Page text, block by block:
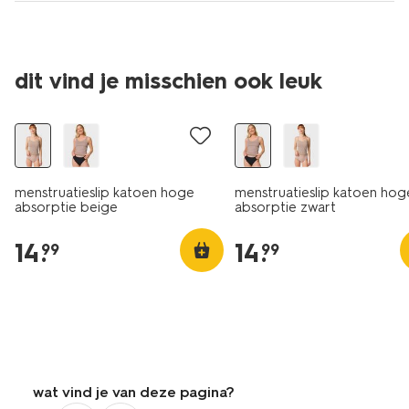
dit vind je misschien ook leuk
menstruatieslip katoen hoge
absorptie beige
14.
99
menstruatieslip katoen
absorptie zwart
14.
99
wat vind je van deze pagina?